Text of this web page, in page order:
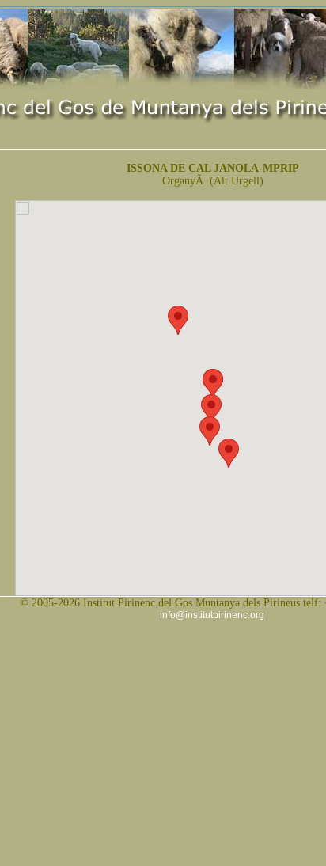
ISSONA DE CAL JANOLA-MPRIP
OrganyÃ (Alt Urgell)
© 2005-2026 Institut Pirinenc del Gos Muntanya dels Pirineus telf:
info@institutpirinenc.org